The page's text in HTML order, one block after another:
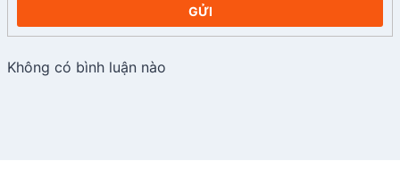
GỬI
Không có bình luận nào